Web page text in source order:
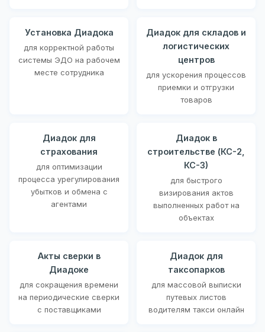
Установка Диадока
для корректной работы
системы ЭДО на рабочем
месте сотрудника
Диадок для складов и
логистических
центров
для ускорения процессов
приемки и отгрузки
товаров
Диадок для
страхования
для оптимизации
процесса урегулирования
убытков и обмена с
агентами
Диадок в
строительстве (КС-2,
КС-3)
для быстрого
визирования актов
выполненных работ на
объектах
Акты сверки в
Диадоке
для сокращения времени
на периодические сверки
с поставщиками
Диадок для
таксопарков
для массовой выписки
путевых листов
водителям такси онлайн